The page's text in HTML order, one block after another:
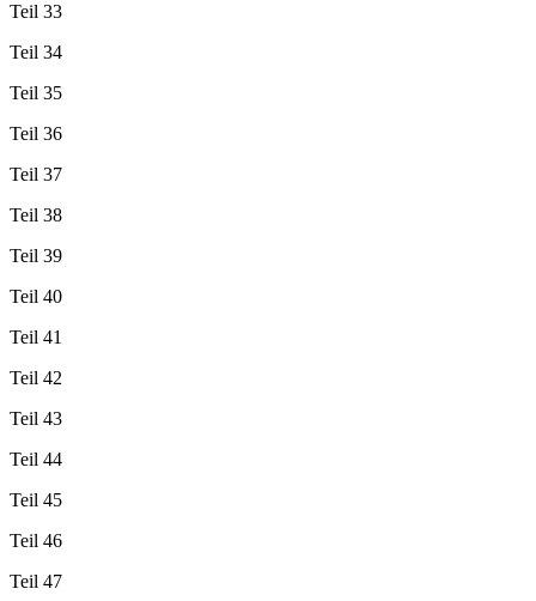
Teil 33
Teil 34
Teil 35
Teil 36
Teil 37
Teil 38
Teil 39
Teil 40
Teil 41
Teil 42
Teil 43
Teil 44
Teil 45
Teil 46
Teil 47